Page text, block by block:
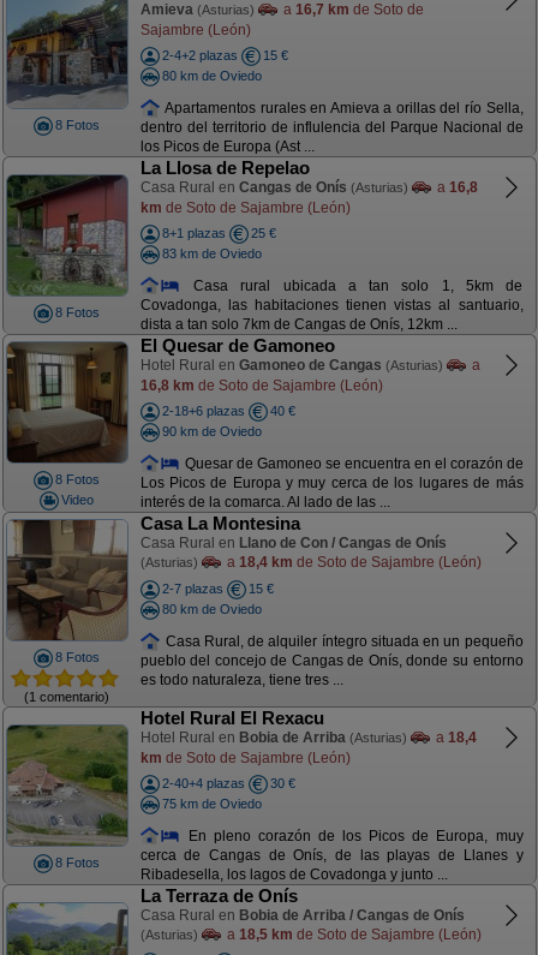
8 Fotos
Amieva (Asturias) a 16,7 km de Soto de
Sajambre (León)
2-4+2 plazas
15 €
80 km de Oviedo
Apartamentos rurales en Amieva a orillas del río Sella,
dentro del territorio de influlencia del Parque Nacional de
los Picos de Europa (Ast ...
8 Fotos
La Llosa de Repelao
Casa Rural en Cangas de Onís (Asturias) a 16,8
km de Soto de Sajambre (León)
8+1 plazas
25 €
83 km de Oviedo
Casa rural ubicada a tan solo 1, 5km de
Covadonga, las habitaciones tienen vistas al santuario,
dista a tan solo 7km de Cangas de Onís, 12km ...
8 Fotos
Video
El Quesar de Gamoneo
Hotel Rural en Gamoneo de Cangas (Asturias)
a
16,8 km de Soto de Sajambre (León)
2-18+6 plazas
40 €
90 km de Oviedo
Quesar de Gamoneo se encuentra en el corazón de
Los Picos de Europa y muy cerca de los lugares de más
interés de la comarca. Al lado de las ...
8 Fotos
(1 comentario)
Casa La Montesina
Casa Rural en Llano de Con / Cangas de Onís
(Asturias) a 18,4 km de Soto de Sajambre (León)
2-7 plazas
15 €
80 km de Oviedo
Casa Rural, de alquiler íntegro situada en un pequeño
pueblo del concejo de Cangas de Onís, donde su entorno
es todo naturaleza, tiene tres ...
8 Fotos
Hotel Rural El Rexacu
Hotel Rural en Bobia de Arriba (Asturias) a 18,4
km de Soto de Sajambre (León)
2-40+4 plazas
30 €
75 km de Oviedo
En pleno corazón de los Picos de Europa, muy
cerca de Cangas de Onís, de las playas de Llanes y
Ribadesella, los lagos de Covadonga y junto ...
La Terraza de Onís
Casa Rural en Bobia de Arriba / Cangas de Onís
(Asturias) a 18,5 km de Soto de Sajambre (León)